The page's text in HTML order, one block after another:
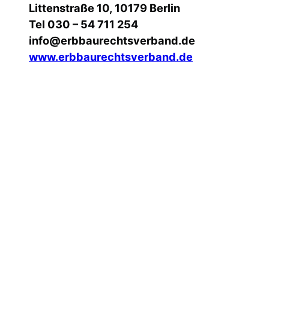
Littenstraße 10, 10179 Berlin
Tel 030 – 54 711 254
info@erbbaurechtsverband.de
www.erbbaurechtsverband.de